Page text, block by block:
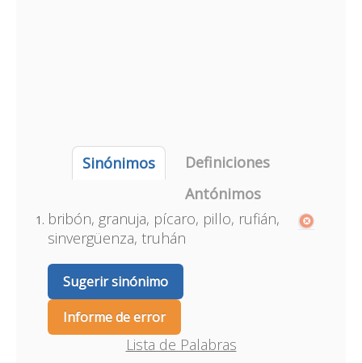
Sinónimos
Definiciones
Antónimos
bribón, granuja, pícaro, pillo, rufián,
sinvergüenza, truhán
Sugerir sinónimo
Informe de error
Lista de Palabras